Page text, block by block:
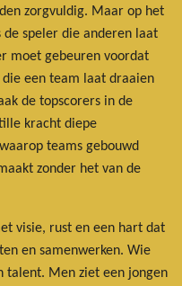
zorgvuldig. Maar op het
speler die anderen laat
moet gebeuren voordat
een team laat draaien
de topscorers in de
kracht diepe
teams gebouwd
zonder het van de
visie, rust en een hart dat
en samenwerken. Wie
talent. Men ziet een jongen